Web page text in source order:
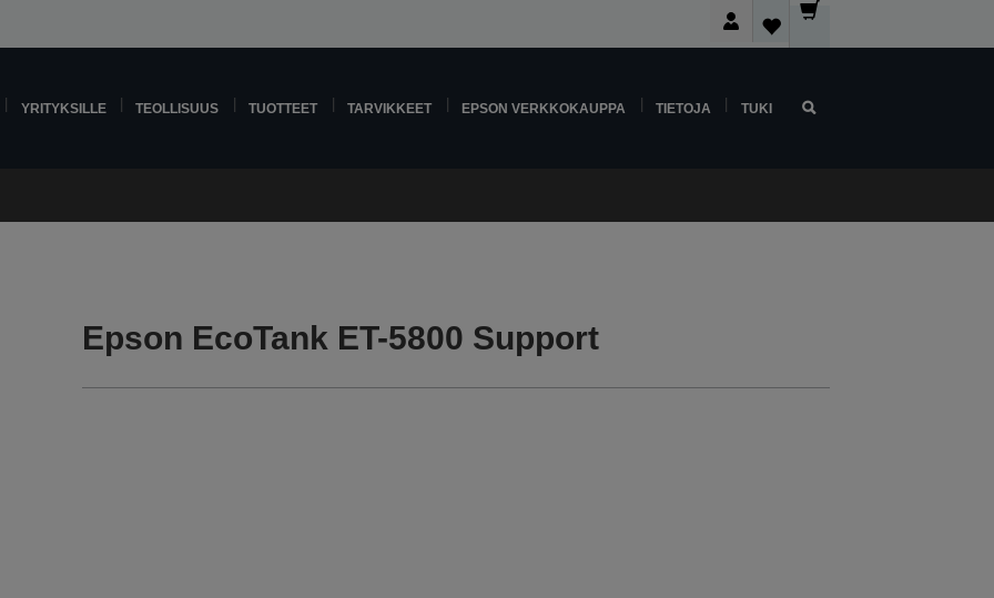
YRITYKSILLE TEOLLISUUS TUOTTEET TARVIKKEET EPSON VERKKOKAUPPA TIETOJA TUKI
Epson EcoTank ET-5800 Support